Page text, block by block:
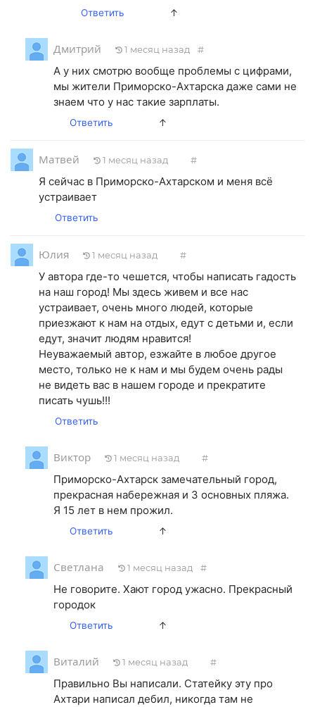
Ответить ↑
Дмитрий 1 месяц назад #
А у них смотрю вообще проблемы с цифрами,
мы жители Приморско-Ахтарска даже сами не
знаем что у нас такие зарплаты.
Ответить ↑
Матвей 1 месяц назад #
Я сейчас в Приморско-Ахтарском и меня всë
устраивает
Ответить
Юлия 1 месяц назад #
У автора где-то чешется, чтобы написать гадость
на наш город! Мы здесь живем и все нас
устраивает, очень много людей, которые
приезжают к нам на отдых, едут с детьми и, если
едут, значит людям нравится!
Неуважаемый автор, езжайте в любое другое
место, только не к нам и мы будем очень рады
не видеть вас в нашем городе и прекратите
писать чушь!!!
Ответить
Виктор 1 месяц назад #
Приморско-Ахтарск замечательный город,
прекрасная набережная и 3 основных пляжа.
Я 15 лет в нем прожил.
Ответить ↑
Светлана 1 месяц назад #
Не говорите. Хают город ужасно. Прекрасный
городок
Ответить ↑
Виталий 1 месяц назад #
Правильно Вы написали. Статейку эту про
Ахтари написал дебил, никогда там не